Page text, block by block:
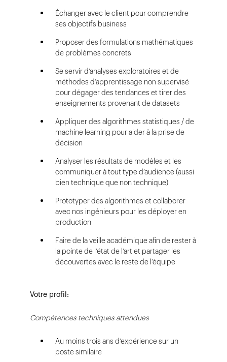
Échanger avec le client pour comprendre
ses objectifs business
Proposer des formulations mathématiques
de problèmes concrets
Se servir d’analyses exploratoires et de
méthodes d’apprentissage non supervisé
pour dégager des tendances et tirer des
enseignements provenant de datasets
Appliquer des algorithmes statistiques / de
machine learning pour aider à la prise de
décision
Analyser les résultats de modèles et les
communiquer à tout type d’audience (aussi
bien technique que non technique)
Prototyper des algorithmes et collaborer
avec nos ingénieurs pour les déployer en
production
Faire de la veille académique afin de rester à
la pointe de l’état de l’art et partager les
découvertes avec le reste de l’équipe
Votre profil:
Compétences techniques attendues
Au moins trois ans d’expérience sur un
poste similaire